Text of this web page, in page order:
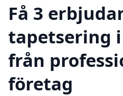
Få 3
tapetsering
från
företag